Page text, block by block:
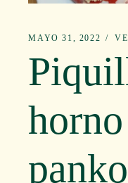
MAYO 31, 2022